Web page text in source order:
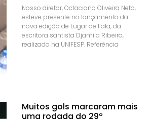
Nosso diretor, Octaciano Oliveira Neto,
esteve presente no lançamento da
nova edição de Lugar de Fala, da
escritora santista Djamila Ribeiro,
realizado na UNIFESP. Referência
Muitos gols marcaram mais
uma rodada do 29º